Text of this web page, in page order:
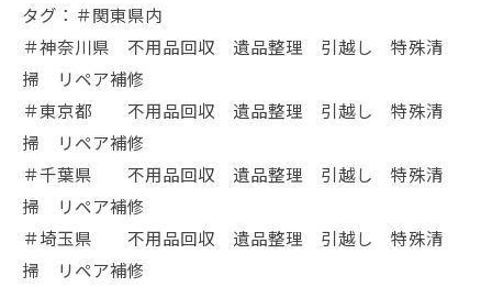
タグ：＃関東県内
＃神奈川県 不用品回収 遺品整理 引越し 特殊清
掃 リペア補修
＃東京都 不用品回収 遺品整理 引越し 特殊清
掃 リペア補修
＃千葉県 不用品回収 遺品整理 引越し 特殊清
掃 リペア補修
＃埼玉県 不用品回収 遺品整理 引越し 特殊清
掃 リペア補修